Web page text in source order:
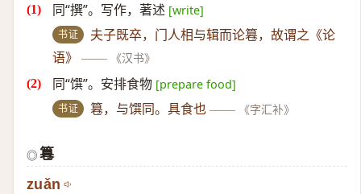
同“撰”。写作，著述 [write]
书证
夫子既卒，门人相与辑而论篹，故谓之《论
语》
—— 《汉书》
同“馔”。安排食物 [prepare food]
书证 篹，与馔同。具食也 —— 《字汇补》
◎ 篹
zuǎn